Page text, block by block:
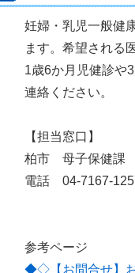
妊婦・乳児一般健
ます。希望される
1歳6か月児健診や
連絡ください。
【担当窓口】
柏市 母子保健課
電話 04-7167-
参考ページ
◆◇【お問合せ】